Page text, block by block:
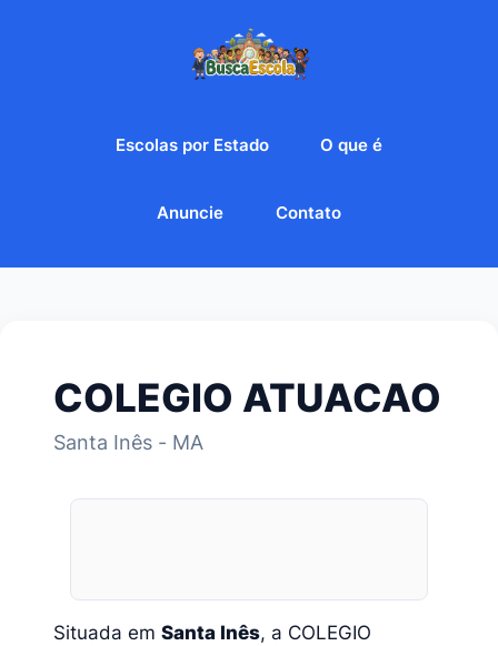
Escolas por Estado O que é
Anuncie Contato
COLEGIO ATUACAO
Santa Inês - MA
Situada em Santa Inês, a COLEGIO